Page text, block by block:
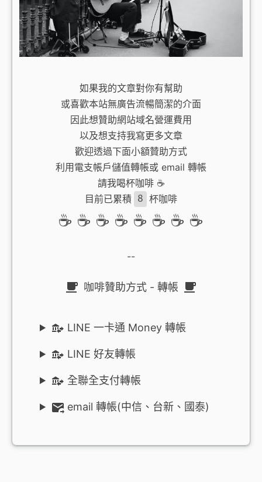
如果我的文章對你有幫助
或喜歡本站無廣告流暢簡潔的介面
因此想贊助網站域名營運費用
以及想支持我寫更多文章
歡迎透過下面小額贊助方式
利用電支帳戶儲值轉帳或 email 轉帳
請我喝杯咖啡 ☕️
目前已累積 8 杯咖啡
☕️ ☕️ ☕️ ☕️ ☕️ ☕️ ☕️ ☕️
--
咖啡贊助方式 - 轉帳
LINE 一卡通 Money 轉帳
LINE 好友轉帳
全聯全支付轉帳
email 轉帳(中信、台新、國泰)